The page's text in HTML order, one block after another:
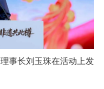
事长刘玉珠在活动上发